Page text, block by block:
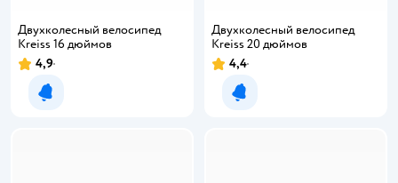
Двухколесный велосипед
Kreiss 16 дюймов
4,9
Уведомить о появлении
Двухколесный велосипед
Kreiss 20 дюймов
4,4
Уведомить о появлении